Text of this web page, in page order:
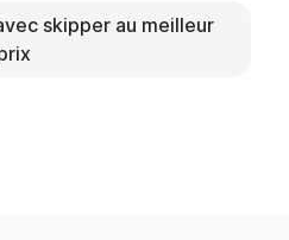
skipper au meilleur